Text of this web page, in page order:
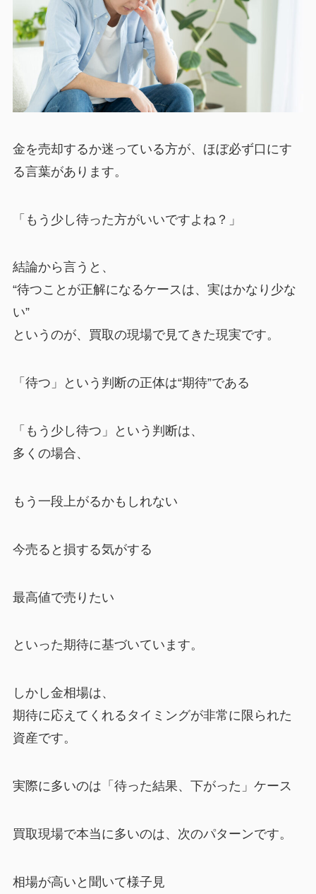
金を売却するか迷っている方が、ほぼ必ず口にす
る言葉があります。
「もう少し待った方がいいですよね？」
結論から言うと、
“待つことが正解になるケースは、実はかなり少な
い”
というのが、買取の現場で見てきた現実です。
「待つ」という判断の正体は“期待”である
「もう少し待つ」という判断は、
多くの場合、
もう一段上がるかもしれない
今売ると損する気がする
最高値で売りたい
といった期待に基づいています。
しかし金相場は、
期待に応えてくれるタイミングが非常に限られた
資産です。
実際に多いのは「待った結果、下がった」ケース
買取現場で本当に多いのは、次のパターンです。
相場が高いと聞いて様子見